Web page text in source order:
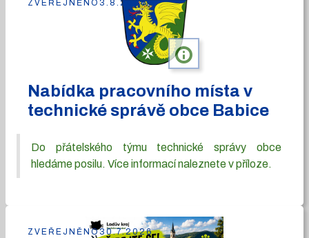
info
Nabídka pracovního místa v
technické správě obce Babice
Do přátelského týmu technické správy obce
hledáme posilu. Více informací naleznete v příloze.
ZVEŘEJNĚNO 3.8.2026
ZVEŘEJNĚNO30.7.2026